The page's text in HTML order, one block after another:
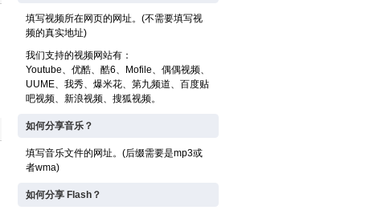
填写视频所在网页的网址。(不需要填写视
频的真实地址)
我们支持的视频网站有：
Youtube、优酷、酷6、Mofile、偶偶视频、
UUME、我秀、爆米花、第九频道、百度贴
吧视频、新浪视频、搜狐视频。
如何分享音乐？
填写音乐文件的网址。(后缀需要是mp3或
者wma)
如何分享 Flash？